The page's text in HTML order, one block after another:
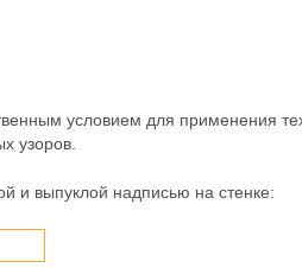
условием для применения
узоров.
и выпуклой надписью на стенке: